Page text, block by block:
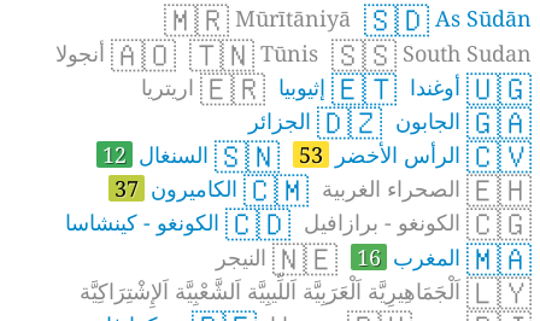
🇸🇩 As Sūdān
🇲🇷 Mūrītāniyā
🇸🇸 South Sudan
🇹🇳 Tūnis
🇦🇴أنجولا
🇺🇬أوغندا 🇪🇹إثيوبيا 🇪🇷اريتريا
🇬🇦الجابون 🇩🇿الجزائر
🇨🇻الرأس الأخضر 53
🇸🇳السنغال 12
🇪🇭الصحراء الغربية 🇨🇲الكاميرون 37
🇨🇬الكونغو - برازافيل 🇨🇩الكونغو - كينشاسا
🇲🇦المغرب 16
🇳🇪النيجر
🇱🇾اَلْجَمَاهِيرِيَّة اَلْعَرَبِيَّة اَللِّيبِيَّة اَلشَّعْبِيَّة اَلإِشْتِرَاكِيَّة